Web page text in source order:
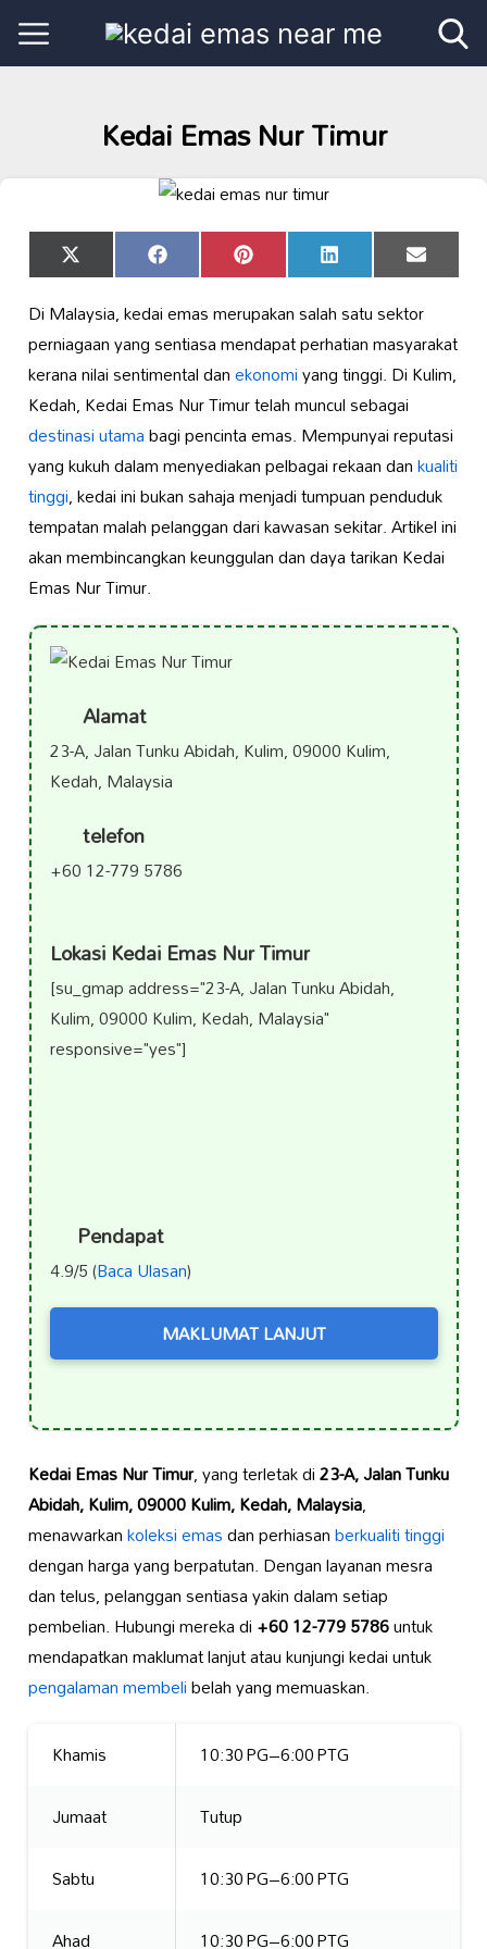
Kedai Emas Nur Timur
Share
on
X
(Twitter)
Share
on
Facebook Share
on
Pinterest Share
on
LinkedIn Share
on
Email
Di Malaysia, kedai emas merupakan salah satu sektor
perniagaan yang sentiasa mendapat perhatian masyarakat
kerana nilai sentimental danekonomiyang tinggi. Di Kulim,
Kedah, Kedai Emas Nur Timur telah muncul sebagai
destinasi utamabagi pencinta emas. Mempunyai reputasi
yang kukuh dalam menyediakan pelbagai rekaan dankualiti
tinggi, kedai ini bukan sahaja menjadi tumpuan penduduk
tempatan malah pelanggan dari kawasan sekitar. Artikel ini
akan membincangkan keunggulan dan daya tarikan Kedai
Emas Nur Timur.
Alamat
23-A, Jalan Tunku Abidah, Kulim, 09000 Kulim,
Kedah, Malaysia
telefon
+60 12-779 5786
Lokasi Kedai Emas Nur Timur
[su_gmap address="23-A, Jalan Tunku Abidah,
Kulim, 09000 Kulim, Kedah, Malaysia"
responsive="yes"]
Pendapat
4.9/5 (Baca Ulasan)
MAKLUMAT LANJUT
Kedai Emas Nur Timur, yang terletak di23-A, Jalan Tunku
Abidah, Kulim, 09000 Kulim, Kedah, Malaysia,
menawarkankoleksi emasdan perhiasanberkualiti tinggi
dengan harga yang berpatutan. Dengan layanan mesra
dan telus, pelanggan sentiasa yakin dalam setiap
pembelian. Hubungi mereka di+60 12-779 5786untuk
mendapatkan maklumat lanjut atau kunjungi kedai untuk
pengalaman membelibelah yang memuaskan.
Khamis
10:30 PG–6:00 PTG
Jumaat
Tutup
Sabtu
10:30 PG–6:00 PTG
Ahad
10:30 PG–6:00 PTG